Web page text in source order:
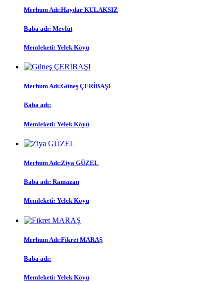
Merhum Adı:Haydar KULAKSIZ
Baba adı: Mevlüt
Memleketi: Yelek Köyü
Merhum Adı:Güneş ÇERİBAŞI
Baba adı:
Memleketi: Yelek Köyü
Merhum Adı:Ziya GÜZEL
Baba adı: Ramazan
Memleketi: Yelek Köyü
Merhum Adı:Fikret MARAŞ
Baba adı:
Memleketi: Yelek Köyü